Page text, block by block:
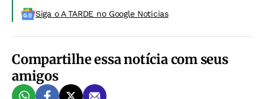
Siga o A TARDE no Google Noticias
Compartilhe essa notícia com seus
amigos